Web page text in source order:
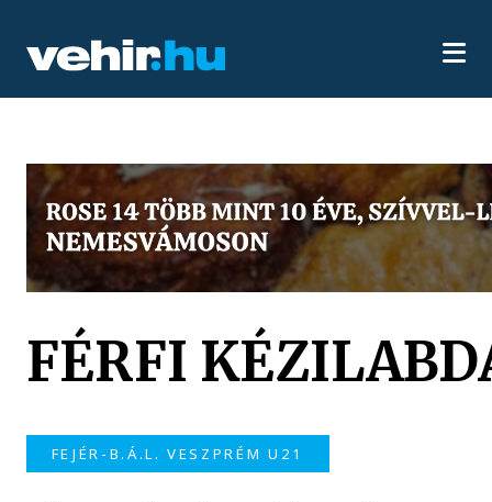
FÉRFI
FEJÉR-B.Á.L. VESZPRÉM U21